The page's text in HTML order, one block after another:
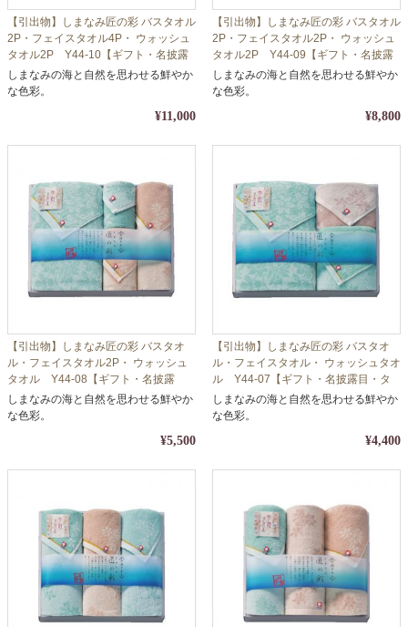
【引出物】しまなみ匠の彩 バスタオル
2P・フェイスタオル4P・ ウォッシュ
タオル2P Y44-10【ギフト・名披露
目・タオル】【包装・熨斗対応】
しまなみの海と自然を思わせる鮮やか
な色彩。
¥11,000
【引出物】しまなみ匠の彩 バスタオル
2P・フェイスタオル2P・ ウォッシュ
タオル2P Y44-09【ギフト・名披露
目・タオル】【包装・熨斗対応】
しまなみの海と自然を思わせる鮮やか
な色彩。
¥8,800
【引出物】しまなみ匠の彩 バスタオ
ル・フェイスタオル2P・ ウォッシュ
タオル Y44-08【ギフト・名披露
目・タオル】【包装・熨斗対応】
しまなみの海と自然を思わせる鮮やか
な色彩。
¥5,500
【引出物】しまなみ匠の彩 バスタオ
ル・フェイスタオル・ ウォッシュタオ
ル Y44-07【ギフト・名披露目・タ
オル】【包装・熨斗対応】
しまなみの海と自然を思わせる鮮やか
な色彩。
¥4,400